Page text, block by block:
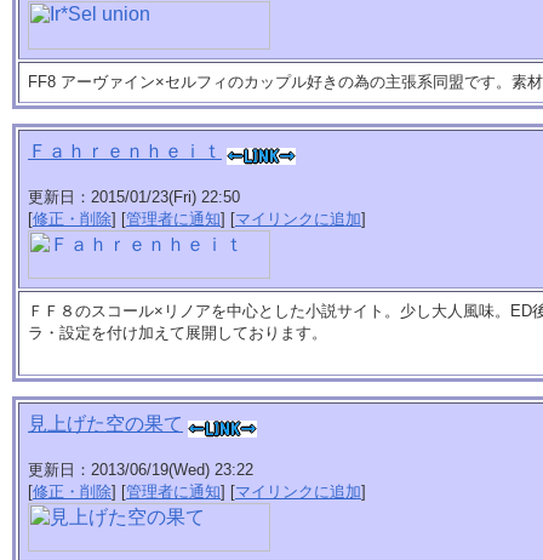
FF8 アーヴァイン×セルフィのカップル好きの為の主張系同盟です。素
Ｆａｈｒｅｎｈｅｉｔ
更新日：2015/01/23(Fri) 22:50
[修正・削除] [管理者に通知] [マイリンクに追加]
ＦＦ８のスコール×リノアを中心とした小説サイト。少し大人風味。ED
ラ・設定を付け加えて展開しております。
見上げた空の果て
更新日：2013/06/19(Wed) 23:22
[修正・削除] [管理者に通知] [マイリンクに追加]